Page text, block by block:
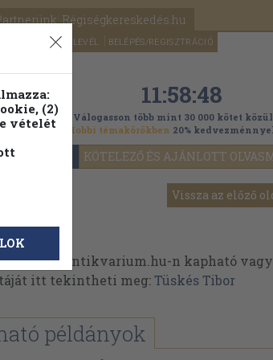
Régiségkereskedés.hu
SEGÍTSÉG HÍRLEVÉL BELÉPÉS/REGISZTRÁCIÓ
KÖTELEZŐ ÉS AJÁNLOTT
11:58:46
Válogasson több mint 30 000 kötet közül
Hobbi témakörökben 20%
Vissza az előző
az Antikvarium.hu-n kapható vagy
itt tekintheti meg:Tüskés Tibor
példányok
(2)
vételét